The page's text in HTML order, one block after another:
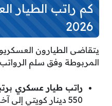
كم راتب الطيار
2026
يتقاضى الطيارون
المربوطة وفق سلم الرواتب
راتب طيار عسكري
550 دينار كويتي إلى آخر مربوط 625 دينار كويتي.